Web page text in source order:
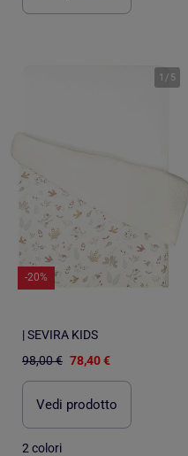
1 / 5
-20%
| SEVIRA KIDS
98,00 € 78,40 €
Vedi prodotto
2 colori